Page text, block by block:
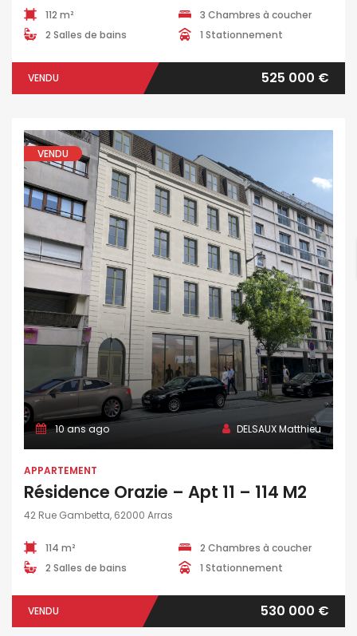
112 m²
3 Chambres à coucher
2 Salles de bains
1 Stationnement
VENDU 525 000 €
VENDU
10 ans ago DELSAUX Matthieu
APPARTEMENT
Résidence Orazie – Apt 11 – 114 M2
42 Rue Gambetta, 62000 Arras
114 m²
2 Chambres à coucher
2 Salles de bains
1 Stationnement
VENDU 530 000 €